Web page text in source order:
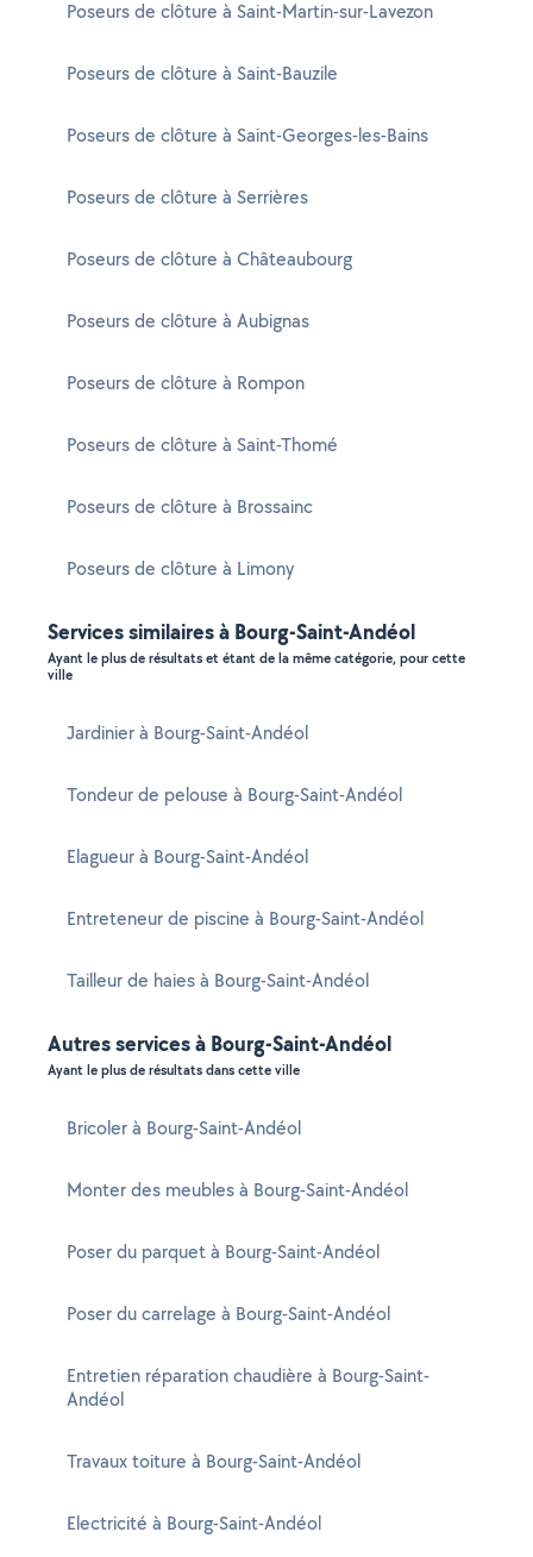
Poseurs de clôture à Saint-Martin-sur-Lavezon
Poseurs de clôture à Saint-Bauzile
Poseurs de clôture à Saint-Georges-les-Bains
Poseurs de clôture à Serrières
Poseurs de clôture à Châteaubourg
Poseurs de clôture à Aubignas
Poseurs de clôture à Rompon
Poseurs de clôture à Saint-Thomé
Poseurs de clôture à Brossainc
Poseurs de clôture à Limony
Services similaires à Bourg-Saint-Andéol
Ayant le plus de résultats et étant de la même catégorie, pour cette
ville
Jardinier à Bourg-Saint-Andéol
Tondeur de pelouse à Bourg-Saint-Andéol
Elagueur à Bourg-Saint-Andéol
Entreteneur de piscine à Bourg-Saint-Andéol
Tailleur de haies à Bourg-Saint-Andéol
Autres services à Bourg-Saint-Andéol
Ayant le plus de résultats dans cette ville
Bricoler à Bourg-Saint-Andéol
Monter des meubles à Bourg-Saint-Andéol
Poser du parquet à Bourg-Saint-Andéol
Poser du carrelage à Bourg-Saint-Andéol
Entretien réparation chaudière à Bourg-Saint-
Andéol
Travaux toiture à Bourg-Saint-Andéol
Electricité à Bourg-Saint-Andéol